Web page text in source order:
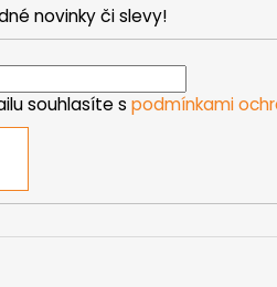
novinky či slevy!
souhlasíte s podmínkami